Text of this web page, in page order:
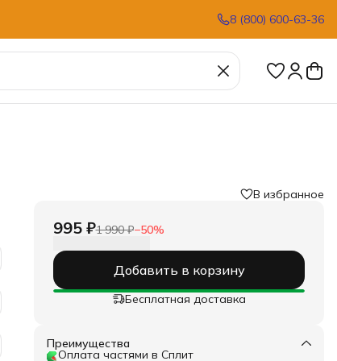
8 (800) 600-63-36
В избранное
995 ₽1 990 ₽−50%
Добавить в корзину
Бесплатная доставка
Преимущества
Оплата частями в Сплит